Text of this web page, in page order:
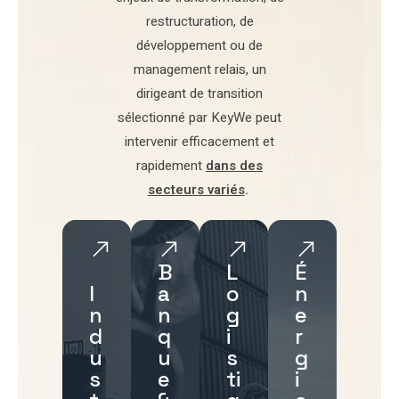
restructuration, de
développementou de
management relais, un
dirigeant de transition
sélectionné par KeyWe peut
intervenir efficacement et
rapidement dans des
secteurs variés.
I
n
d
u
s
B
a
n
q
u
e
L
o
g
i
s
ti
É
n
e
r
g
i